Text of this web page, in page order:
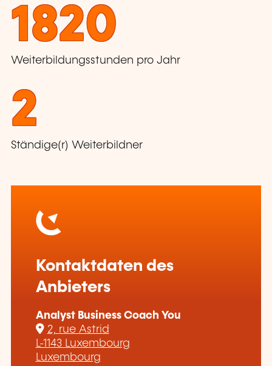
1820
Weiterbildungsstunden pro Jahr
2
Ständige(r) Weiterbildner
Kontaktdaten des
Anbieters
Analyst Business Coach You
2, rue Astrid
L-1143 Luxembourg
Luxembourg